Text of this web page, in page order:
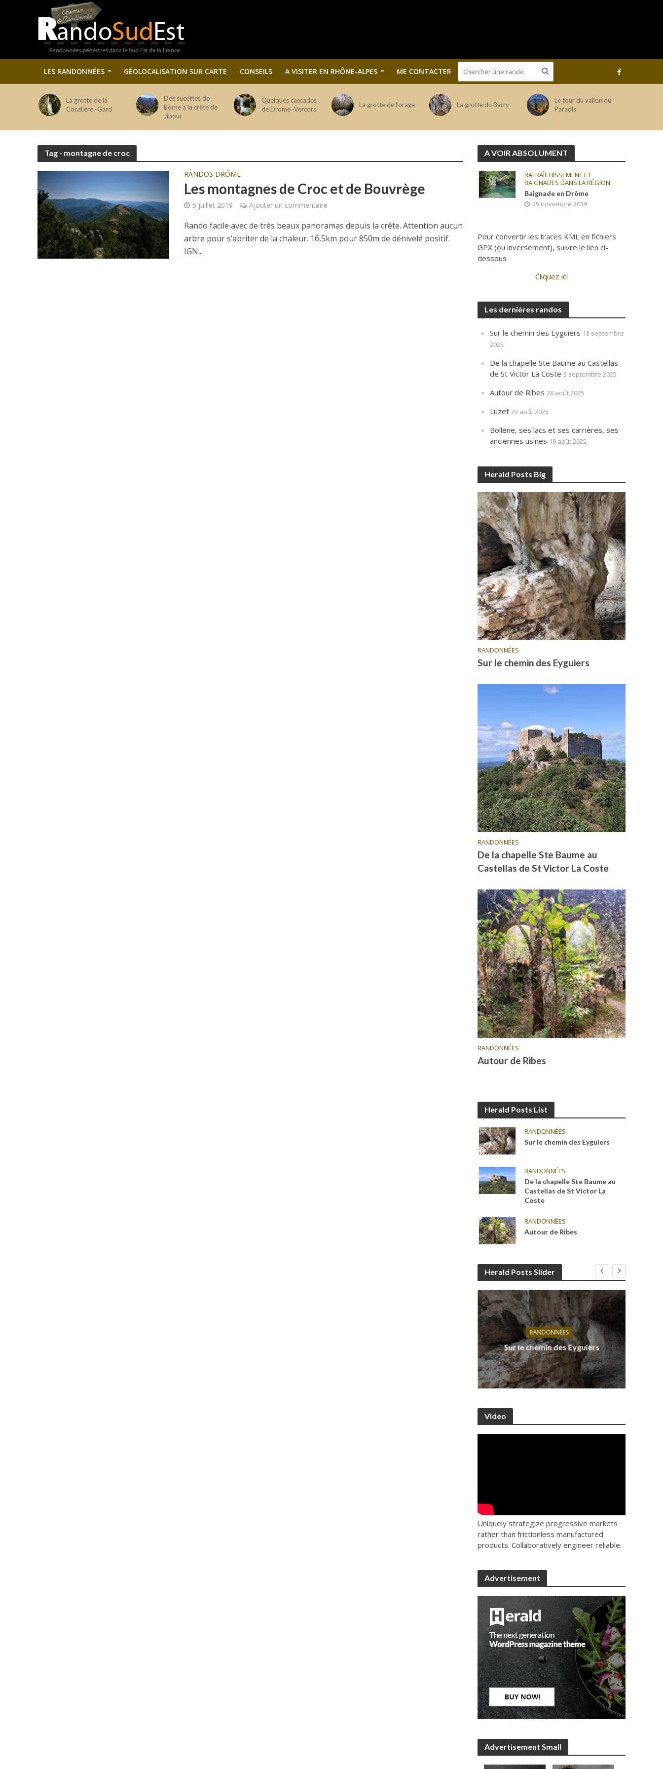
LES RANDONNÉES GÉOLOCALISATION SUR CARTE CONSEILS A VISITER EN RHÔNE-ALPES ME CONTACTER
La grotte de la
Cocalière -Gard
Des sucettes de
Borne à la crête de
Jiboui
Quelques cascades
de Drome -Vercors
La grotte de l’orage La grotte du Barry
Le tour du vallon du
Paradis
Tag - montagne de croc
RANDOS DRÔME
Les montagnes de Croc et de Bouvrège
5 juillet 2019 Ajouter un commentaire
Rando facile avec de très beaux panoramas depuis la crête. Attention aucun
arbre pour s’abriter de la chaleur. 16,5km pour 850m de dénivelé positif.
IGN...
A VOIR ABSOLUMENT
RAFRAÎCHISSEMENT ET
BAIGNADES DANS LA RÉGION
Baignade en Drôme
25 novembre 2019
Pour convertir les traces KML en fichiers
GPX (ou inversement), suivre le lien ci-
dessous
Cliquez ici
Les dernières randos
Sur le chemin des Eyguiers 13 septembre
2025
De la chapelle Ste Baume au Castellas
de St Victor La Coste 3 septembre 2025
Autour de Ribes 28 août 2025
Luzet 23 août 2025
Bollène, ses lacs et ses carrières, ses
anciennes usines 19 août 2025
Herald Posts Big
RANDONNÉES
Sur le chemin des Eyguiers
RANDONNÉES
De la chapelle Ste Baume au
Castellas de St Victor La Coste
RANDONNÉES
Autour de Ribes
Herald Posts List
RANDONNÉES
Sur le chemin des Eyguiers
RANDONNÉES
De la chapelle Ste Baume au
Castellas de St Victor La
Coste
RANDONNÉES
Autour de Ribes
Herald Posts Slider
RANDONNÉES
Sur le chemin des Eyguiers
Video
Uniquely strategize progressive markets
rather than frictionless manufactured
products. Collaboratively engineer reliable.
Advertisement
Advertisement Small